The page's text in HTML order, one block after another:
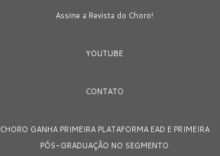
Assine a Revista do Choro!
YOUTUBE
CONTATO
CHORO GANHA PRIMEIRA PLATAFORMA EAD E PRIMEIRA
PÓS-GRADUAÇÃO NO SEGMENTO